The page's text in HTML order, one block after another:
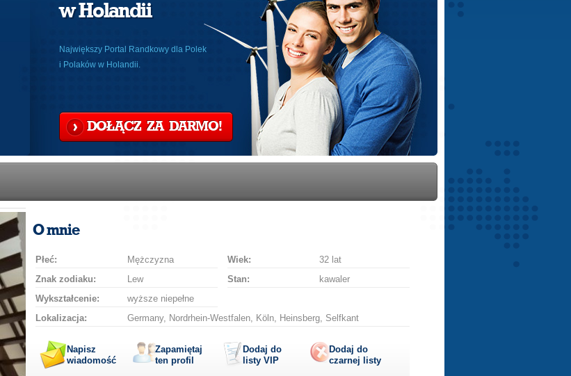
w Holandii
Największy Portal Randkowy dla Polek
i Polaków w Holandii.
DOŁĄCZ ZA DARMO!
O mnie
Płeć: Mężczyzna Wiek:
32 lat
Znak zodiaku:
Lew Stan:
kawaler
Wykształcenie:
wyższe niepełne
Lokalizacja:
Germany, Nordrhein-Westfalen, Köln, Heinsberg, Selfkant
Napisz
wiadomość
Zapamiętaj
ten profil
Dodaj do
listy VIP
Dodaj do
czarnej listy